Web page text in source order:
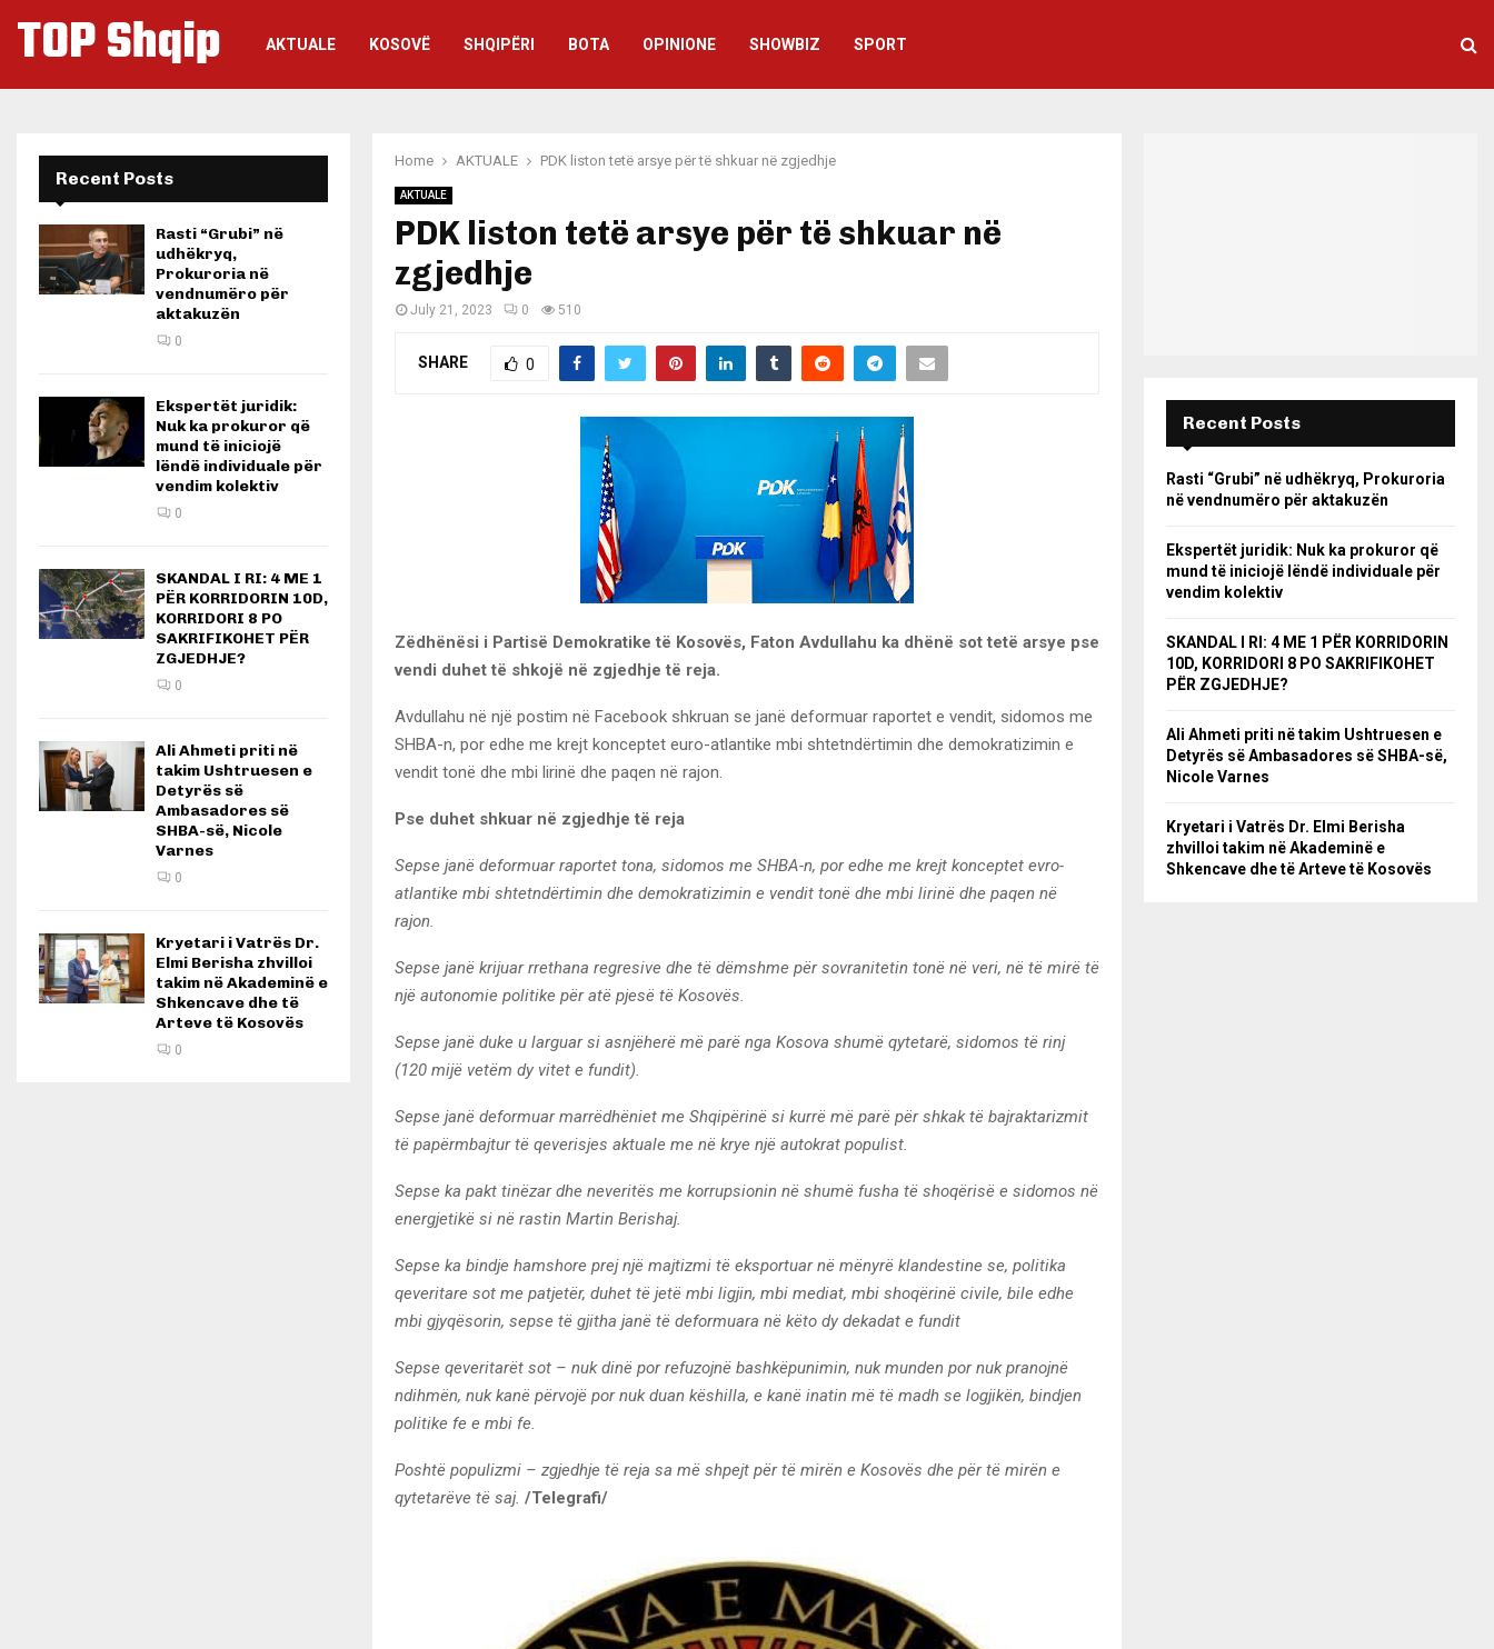
TOP Shqip AKTUALE KOSOVË SHQIPËRI BOTA OPINIONE SHOWBIZ SPORT
Home AKTUALE PDK liston tetë arsye për të shkuar në zgjedhje
AKTUALE
PDK liston tetë arsye për të shkuar në
zgjedhje
July 21, 2023 0 510
SHARE 0
Zëdhënësi i Partisë Demokratike të Kosovës, Faton Avdullahu ka dhënë sot tetë arsye pse
vendi duhet të shkojë në zgjedhje të reja.
Avdullahu në një postim në Facebook shkruan se janë deformuar raportet e vendit, sidomos me
SHBA-n, por edhe me krejt konceptet euro-atlantike mbi shtetndërtimin dhe demokratizimin e
vendit tonë dhe mbi lirinë dhe paqen në rajon.
Pse duhet shkuar në zgjedhje të reja
Sepse janë deformuar raportet tona, sidomos me SHBA-n, por edhe me krejt konceptet evro-
atlantike mbi shtetndërtimin dhe demokratizimin e vendit tonë dhe mbi lirinë dhe paqen në
rajon.
Sepse janë krijuar rrethana regresive dhe të dëmshme për sovranitetin tonë në veri, në të mirë të
një autonomie politike për atë pjesë të Kosovës.
Sepse janë duke u larguar si asnjëherë më parë nga Kosova shumë qytetarë, sidomos të rinj
(120 mijë vetëm dy vitet e fundit).
Sepse janë deformuar marrëdhëniet me Shqipërinë si kurrë më parë për shkak të bajraktarizmit
të papërmbajtur të qeverisjes aktuale me në krye një autokrat populist.
Sepse ka pakt tinëzar dhe neveritës me korrupsionin në shumë fusha të shoqërisë e sidomos në
energjetikë si në rastin Martin Berishaj.
Sepse ka bindje hamshore prej një majtizmi të eksportuar në mënyrë klandestine se, politika
qeveritare sot me patjetër, duhet të jetë mbi ligjin, mbi mediat, mbi shoqërinë civile, bile edhe
mbi gjyqësorin, sepse të gjitha janë të deformuara në këto dy dekadat e fundit
Sepse qeveritarët sot – nuk dinë por refuzojnë bashkëpunimin, nuk munden por nuk pranojnë
ndihmën, nuk kanë përvojë por nuk duan këshilla, e kanë inatin më të madh se logjikën, bindjen
politike fe e mbi fe.
Poshtë populizmi – zgjedhje të reja sa më shpejt për të mirën e Kosovës dhe për të mirën e
qytetarëve të saj. /Telegrafi/
Recent Posts
Rasti “Grubi” në
udhëkryq,
Prokuroria në
vendnumëro për
aktakuzën
0
Ekspertët juridik:
Nuk ka prokuror që
mund të iniciojë
lëndë individuale për
vendim kolektiv
0
SKANDAL I RI: 4 ME 1
PËR KORRIDORIN 10D,
KORRIDORI 8 PO
SAKRIFIKOHET PËR
ZGJEDHJE?
0
Ali Ahmeti priti në
takim Ushtruesen e
Detyrës së
Ambasadores së
SHBA-së, Nicole
Varnes
0
Kryetari i Vatrës Dr.
Elmi Berisha zhvilloi
takim në Akademinë e
Shkencave dhe të
Arteve të Kosovës
0
Recent Posts
Rasti “Grubi” në udhëkryq, Prokuroria
në vendnumëro për aktakuzën
Ekspertët juridik: Nuk ka prokuror që
mund të iniciojë lëndë individuale për
vendim kolektiv
SKANDAL I RI: 4 ME 1 PËR KORRIDORIN
10D, KORRIDORI 8 PO SAKRIFIKOHET
PËR ZGJEDHJE?
Ali Ahmeti priti në takim Ushtruesen e
Detyrës së Ambasadores së SHBA-së,
Nicole Varnes
Kryetari i Vatrës Dr. Elmi Berisha
zhvilloi takim në Akademinë e
Shkencave dhe të Arteve të Kosovës